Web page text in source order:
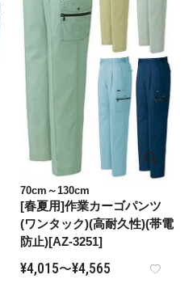
70cm～130cm
[春夏用]作業カーゴパンツ
(ワンタック)(高耐久性)(帯電
防止)[AZ-3251]
¥4,015〜¥4,565